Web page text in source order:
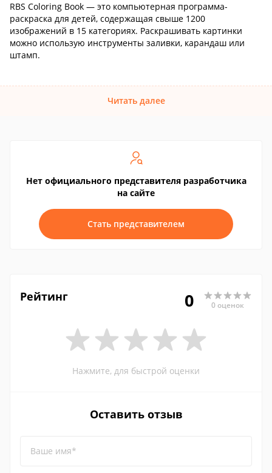
RBS Coloring Book — это компьютерная программа-
раскраска для детей, содержащая свыше 1200
изображений в 15 категориях. Раскрашивать картинки
можно использую инструменты заливки, карандаш или
штамп.
Читать далее
Нет официального представителя разработчика
на сайте
Стать представителем
Рейтинг 0 0 оценок
Нажмите, для быстрой оценки
Оставить отзыв
Ваше имя*